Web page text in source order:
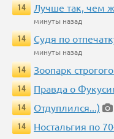
14
Лучше так, чем
минуты назад
14
Судя по
минуты назад
14
Зоопарк
14
Правда о
14
Отдуплился...)
14
Ностальгия по